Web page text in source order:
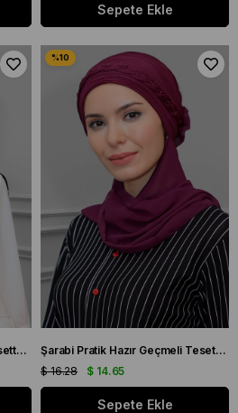
Sepete Ekle
Siyah Pratik Hazır Geçmeli Tesettür Bone Fukuro Piliseli Örgülü Şifon Atkılı 1825A_01
Şarabi Pratik Hazır Geçmeli Tesettür Bone Fukuro Piliseli Örgülü Şifon Atkılı 1825A_08
$ 14.65
$ 16.28
Sepete Ekle